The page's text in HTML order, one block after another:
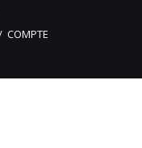
COMPTE